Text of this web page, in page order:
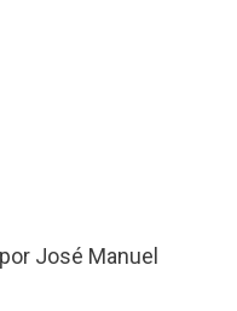
José Manuel